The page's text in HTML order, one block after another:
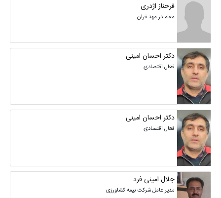
فرحناز اژدری
معلم در مهد قران
دکتر احسان‌ امینی
فعال اقتصادی
دکتر احسان‌ امینی
فعال اقتصادی
جلال امینی فرد
مدیر عامل شرکت بیمه کشاورزی